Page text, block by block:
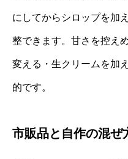
にしてからシロップを加
整できます。甘さを控え
変える・生クリームを加
的です。
市販品と自作の混ぜ